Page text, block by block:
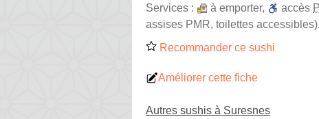
Services :
à emporter, accès
assises PMR, toilettes accessibles),
Recommander ce sushi
Améliorer cette fiche
Autres sushis à Suresnes